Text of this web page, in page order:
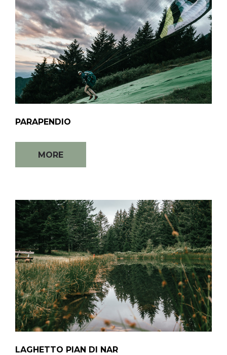
PARAPENDIO
MORE
LAGHETTO PIAN DI NAR